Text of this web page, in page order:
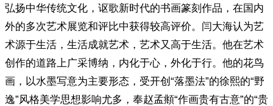
弘扬中华传统文化，讴歌新时代的书画篆刻作品，在国内
外的多次艺术展览和评比中获得较高评价。闫大海认为艺
术源于生活，生活成就艺术，艺术又高于生活。他在艺术
创作的道路上广采博纳，内化于心，外化于行。他的花鸟
画，以水墨写意为主要形态，受开创“落墨法”的徐熙的“野
逸”风格美学思想影响尤多，奉赵孟頫“作画贵有古意”的“贵